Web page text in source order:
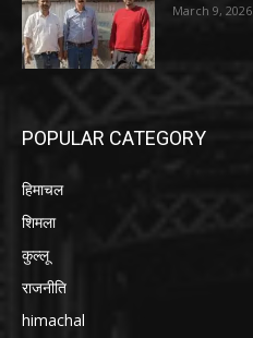
March 9, 2026
POPULAR CATEGORY
हिमाचल
शिमला
कुल्लू
राजनीति
himachal